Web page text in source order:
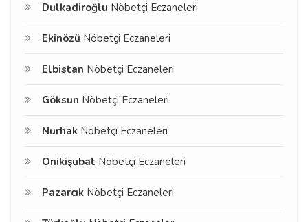
Dulkadiroğlu Nöbetçi Eczaneleri
Ekinözü Nöbetçi Eczaneleri
Elbistan Nöbetçi Eczaneleri
Göksun Nöbetçi Eczaneleri
Nurhak Nöbetçi Eczaneleri
Onikişubat Nöbetçi Eczaneleri
Pazarcık Nöbetçi Eczaneleri